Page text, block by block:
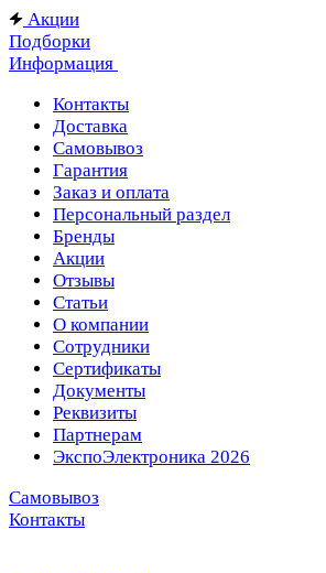
Акции
Подборки
Информация
Контакты
Доставка
Самовывоз
Гарантия
Заказ и оплата
Персональный раздел
Бренды
Акции
Отзывы
Статьи
О компании
Сотрудники
Сертификаты
Документы
Реквизиты
Партнерам
ЭкспоЭлектроника 2026
Самовывоз
Контакты